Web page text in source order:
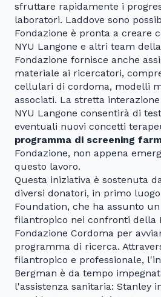
sfruttare rapidamente i
laboratori. Laddove sono
Fondazione è pronta a creare
NYU Langone e altri team
Fondazione fornisce anche
materiale ai ricercatori,
cellulari di cordoma, modelli
associati. La stretta
NYU Langone consentirà di
eventuali nuovi concetti
programma di screening
Fondazione, non appena
questo lavoro.
Questa iniziativa è sostenuta
diversi donatori, in primo
Foundation, che ha assunto
filantropico nei confronti della
Fondazione Cordoma per
programma di ricerca.
filantropico e professionale,
Bergman è da tempo
l'assistenza sanitaria: Stanley